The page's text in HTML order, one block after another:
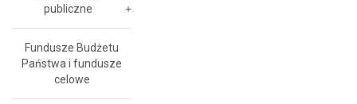
publiczne
Fundusze Budżetu
Państwa i fundusze
celowe